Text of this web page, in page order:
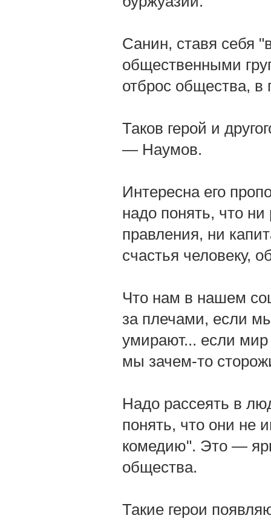
Санин, ставя себя
общественными
отброс общества, в
Таков герой и
— Наумов.
Интересна его
надо понять, что
правления, ни
счастья человеку,
Что нам в нашем
за плечами, если
умирают... если
мы зачем-то
Надо рассеять в
понять, что они не
комедию". Это —
общества.
Такие герои